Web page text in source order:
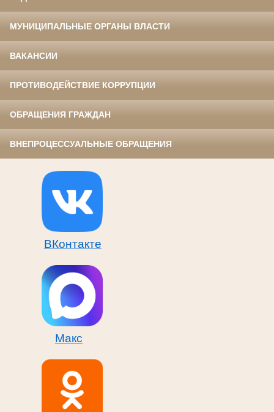
МУНИЦИПАЛЬНЫЕ ОРГАНЫ ВЛАСТИ
ВАКАНСИИ
ПРОТИВОДЕЙСТВИЕ КОРРУПЦИИ
ОБРАЩЕНИЯ ГРАЖДАН
ВНЕПРОЦЕССУАЛЬНЫЕ ОБРАЩЕНИЯ
ВКонтакте
Макс